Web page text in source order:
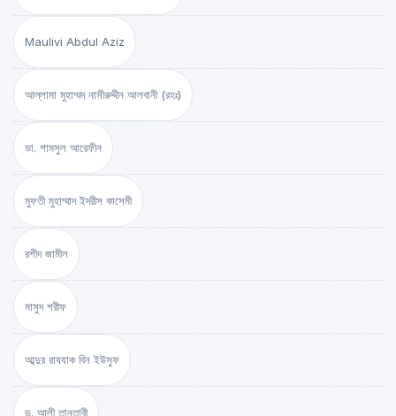
Maulivi Abdul Aziz
আল্লামা মুহাম্মদ নাসীরুদ্দীন আলবানী (রহঃ)
ডা. শামসুল আরেফীন
মুফতী মুহাম্মাদ ইদরীস কাসেমী
রশীদ জামীল
মাসুদ শরীফ
আব্দুর রাযযাক বিন ইউসুফ
ড. আলী তানতাবী